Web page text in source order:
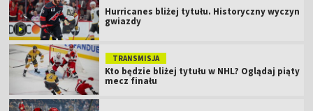
Hurricanes bliżej tytułu. Historyczny wyczyn
gwiazdy
TRANSMISJA
Kto będzie bliżej tytułu w NHL? Oglądaj piąty
mecz finału